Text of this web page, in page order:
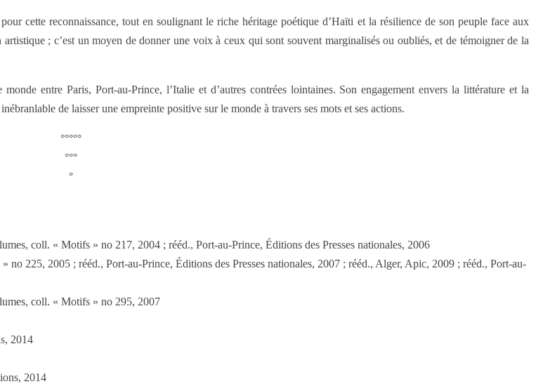
cette reconnaissance, tout en soulignant le riche héritage poétique d’Haïti et la résilience de son peuple face aux
; c’est un moyen de donner une voix à ceux qui sont souvent marginalisés ou oubliés, et de témoigner de la
entre Paris, Port-au-Prince, l’Italie et d’autres contrées lointaines. Son engagement envers la littérature et la
de laisser une empreinte positive sur le monde à travers ses mots et ses actions.
°°°°°
°°°
°
coll. « Motifs » no 217, 2004 ; rééd., Port-au-Prince, Éditions des Presses nationales, 2006
225, 2005 ; rééd., Port-au-Prince, Éditions des Presses nationales, 2007 ; rééd., Alger, Apic, 2009 ; rééd., Port-au-
coll. « Motifs » no 295, 2007
2014
2014